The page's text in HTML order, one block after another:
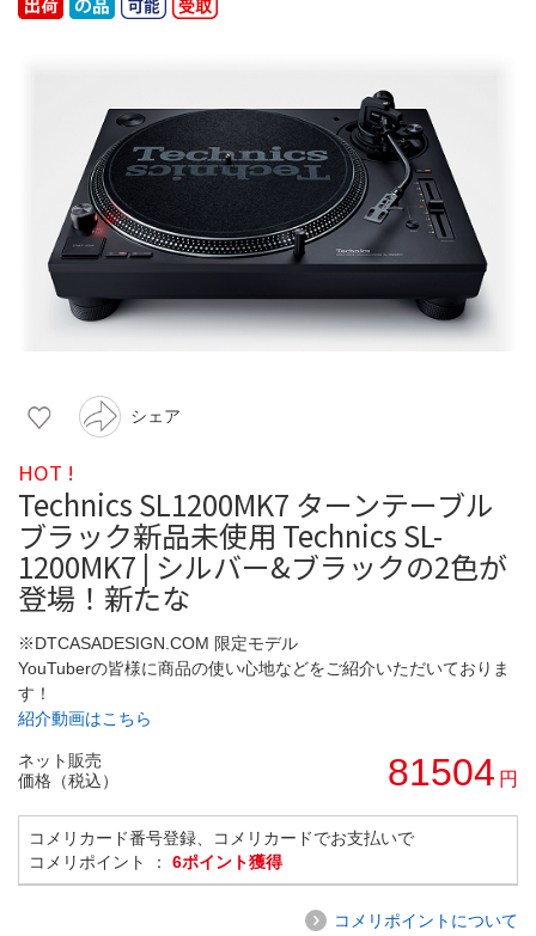
シェア
HOT !
Technics SL1200MK7 ターンテーブル
ブラック新品未使用 Technics SL-
1200MK7 | シルバー&ブラックの2色が
登場！新たな
※DTCASADESIGN.COM 限定モデル
YouTuberの皆様に商品の使い心地などをご紹介いただいておりま
す！
紹介動画はこちら
ネット販売
価格（税込）
81504 円
コメリカード番号登録、コメリカードでお支払いで
コメリポイント ： 6ポイント獲得
コメリポイントについて